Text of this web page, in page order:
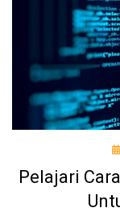
Pelajari